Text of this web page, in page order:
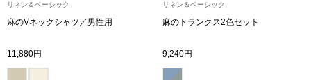
集
タログ
リネン＆ベーシック
麻のVネックシャツ／男性用
11,880円
リネン＆ベーシック
麻のトランクス2色セット
9,240円